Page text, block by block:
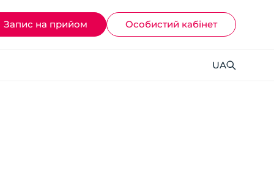
Запис на прийом Ocoбистий кабінет
UA